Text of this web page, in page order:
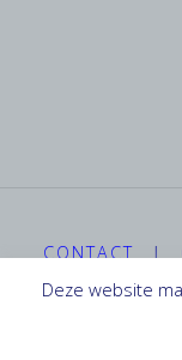
CONTACT |
©2019-2026
Deze website